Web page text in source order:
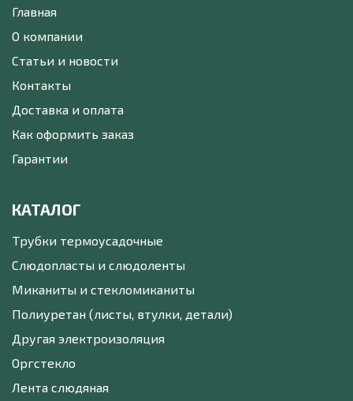
Главная
О компании
Статьи и новости
Контакты
Доставка и оплата
Как оформить заказ
Гарантии
КАТАЛОГ
Трубки термоусадочные
Слюдопласты и слюдоленты
Миканиты и стекломиканиты
Полиуретан (листы, втулки, детали)
Другая электроизоляция
Оргстекло
Лента слюдяная